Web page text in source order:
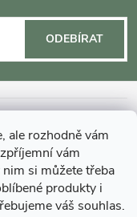
ale rozhodně vám
vám
si můžete třeba
produkty i
váš souhlas.
ODEBÍRAT